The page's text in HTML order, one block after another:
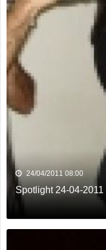
24/04/2011 08:00
Spotlight 24-04-2011